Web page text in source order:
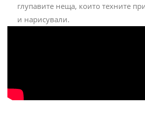
глупавите неща, които техните
и нарисували.